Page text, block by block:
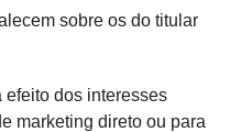
sobre os do titular
efeito dos interesses
marketing direto ou para